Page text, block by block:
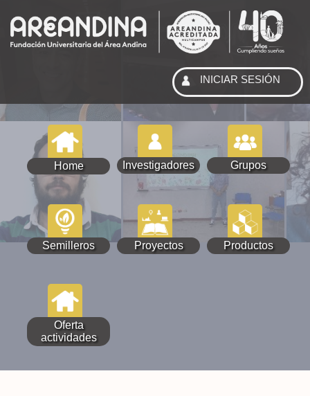
Home Investigadores Grupos
Semilleros Proyectos Productos
Oferta
actividades
INICIAR SESIÓN